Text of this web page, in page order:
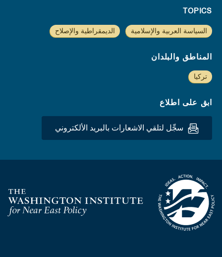
TOPICS
السياسة العربية والإسلامية الديمقراطية والإصلاح
المناطق والبلدان
تركيا
ابق على اطلاع
سجِّل لتلقي الاشعارات بالبريد الألكتروني
Homepage